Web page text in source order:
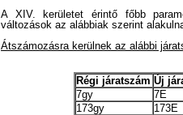
A XIV. kerületet érintő főbb
változások az alábbiak szerint
Átszámozásra kerülnek az alábbi
Régi járatszám Új
7gy
7E
173gy
173E